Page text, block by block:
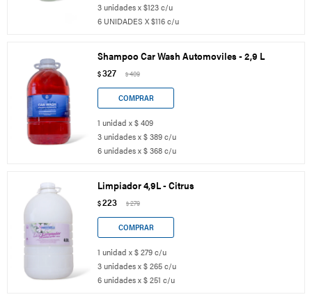
3 unidades x $123 c/u
6 UNIDADES X $116 c/u
Shampoo Car Wash Automoviles - 2,9 L
$327 $409
1 unidad x $ 409
3 unidades x $ 389 c/u
6 unidades x $ 368 c/u
Limpiador 4,9L - Citrus
$223 $279
1 unidad x $ 279 c/u
3 unidades x $ 265 c/u
6 unidades x $ 251 c/u